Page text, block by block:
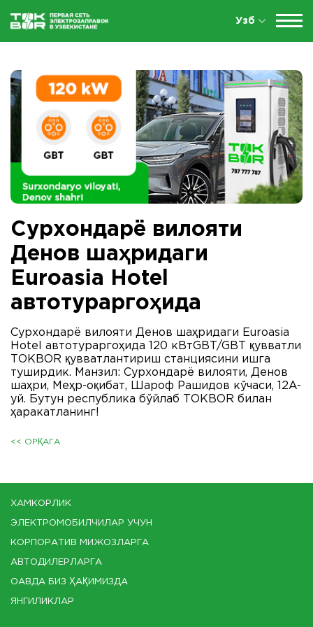
Узб
Сурхондарё вилояти
Денов шаҳридаги
Euroasia Hotel
автотураргоҳида
Сурхондарё вилояти Денов шаҳридаги Euroasia
Hotel автотураргоҳида 120 кВтGBT/GBT қувватли
ТОКBOR қувватлантириш станциясини ишга
туширдик. Манзил: Сурхондарё вилояти, Денов
шаҳри, Меҳр-оқибат, Шароф Рашидов кўчаси, 12A-
уй. Бутун республика бўйлаб ТОКBOR билан
ҳаракатланинг!
<< ОРҚАГА
ХАМКОРЛИК
ЭЛЕКТРОМОБИЛЧИЛАР УЧУН
КОРПОРАТИВ МИЖОЗЛАРГА
АВТОДИЛЕРЛАРГА
ОАВДА БИЗ ҲАҚИМИЗДА
ЯНГИЛИКЛАР